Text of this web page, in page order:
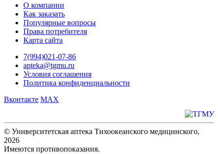
О компании
Как заказать
Популярные вопросы
Права потребителя
Карта сайта
7(994)021-07-86
apteka@tgmu.ru
Условия соглашения
Политика конфиденциальности
Вконтакте MAX
© Университетская аптека Тихоокеанского медицинского,
2026
Имеются противопоказания.